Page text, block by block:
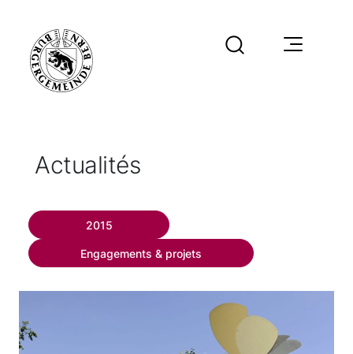
Actualités
2015
Engagements & projets